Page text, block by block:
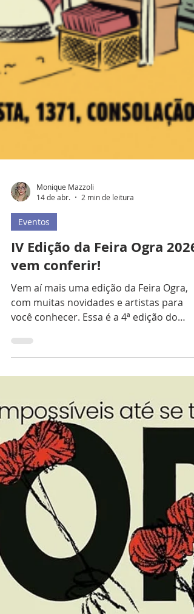
Monique Mazzoli
14 de abr.
Eventos
IV Edição da Feira Ogra 2026,
vem conferir!
você conhecer. Essa é a 4ª edição do
intuito de valorizar e dar espaço para
artistas independentes e underground.
Uma ótima oportunidade para fazer
contatos, comprar seu quadrinho
diretamente com o artista, trocar uma
ideia da hora e ainda fortalecer esse
cenário incrível. Conheça um pouco mais
sobre o evento Em 2026, 121 expositores
vindos de 41 cidades e de 9 esta